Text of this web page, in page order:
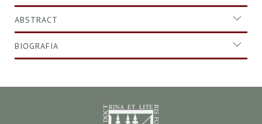
ABSTRACT
BIOGRAFIA